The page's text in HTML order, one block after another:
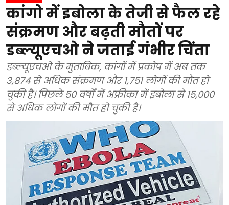
कांगो में इबोला के तेजी से फैल रहे
संक्रमण और बढ़ती मौतों पर
डब्ल्यूएचओ ने जताई गंभीर चिंता
डब्ल्यूएचओ के मुताबिक, कांगों में प्रकोप में अब तक
3,874 से अधिक संक्रमण और 1,751 लोगों की मौत हो
चुकी है। पिछले 50 वर्षों में अफ्रीका में इबोला से 15,000
से अधिक लोगों की मौत हो चुकी है।